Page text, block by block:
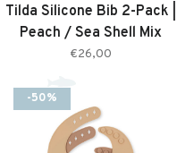
Tilda Silicone Bib 2-Pack |
Peach / Sea Shell Mix
€26,00
-50%